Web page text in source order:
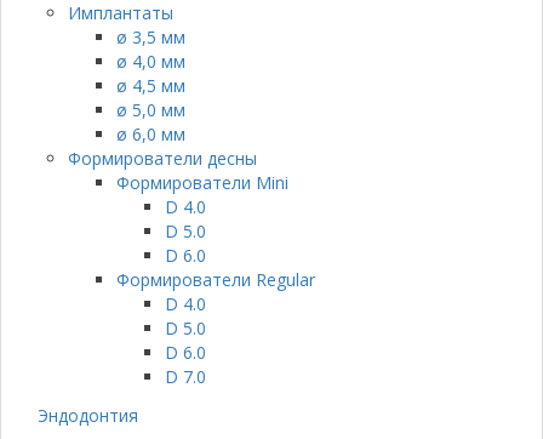
Имплантаты
ø 3,5 мм
ø 4,0 мм
ø 4,5 мм
ø 5,0 мм
ø 6,0 мм
Формирователи десны
Формирователи Mini
D 4.0
D 5.0
D 6.0
Формирователи Regular
D 4.0
D 5.0
D 6.0
D 7.0
Эндодонтия